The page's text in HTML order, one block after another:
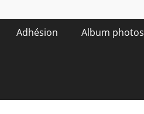
Adhésion Album photos